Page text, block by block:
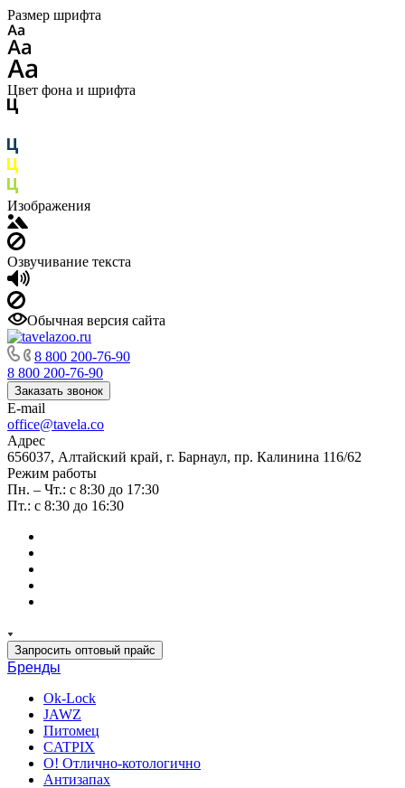
Размер шрифта
Цвет фона и шрифта
Изображения
Озвучивание текста
Обычная версия сайта
8 800 200-76-90
8 800 200-76-90
Заказать звонок
E-mail
office@tavela.co
Адрес
656037, Алтайский край, г. Барнаул, пр. Калинина 116/62
Режим работы
Пн. – Чт.: с 8:30 до 17:30
Пт.: с 8:30 до 16:30
Запросить оптовый прайс
Бренды
Ok-Lock
JAWZ
Питомец
CATPIX
О! Отлично-котологично
Антизапах